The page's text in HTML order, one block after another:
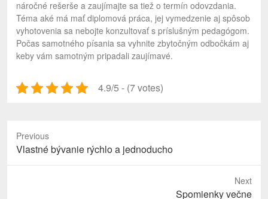
náročné rešerše a zaujímajte sa tiež o termín odovzdania.
Téma aké má mať diplomová práca, jej vymedzenie aj spôsob
vyhotovenia sa nebojte konzultovať s príslušným pedagógom.
Počas samotného písania sa vyhnite zbytočným odbočkám aj
keby vám samotným pripadali zaujímavé.
4.9/5 - (7 votes)
Previous
Previous
post:
Vlastné bývanie rýchlo a jednoducho
Next
Spomienky večne